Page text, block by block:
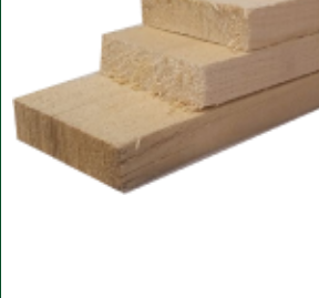
Либо вы можете заполнить форму для
консультации с нашим менеджером
vse.pilomaterialy@mail.ru
+7 (921) 844-47-77
+7 (926) 295-45-00